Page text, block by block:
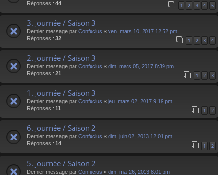
Réponses : 44 1 2 3 4 5
3. Journée / Saison 3
Dernier message par Confucius « ven. mars 10, 2017 12:52 pm
Réponses : 32 1 2 3 4
2. Journée / Saison 3
Dernier message par Confucius « dim. mars 05, 2017 8:39 pm
Réponses : 21 1 2 3
1. Journée / Saison 3
Dernier message par Confucius « jeu. mars 02, 2017 9:19 pm
Réponses : 11 1 2
6. Journée / Saison 2
Dernier message par Confucius « dim. juin 02, 2013 12:01 pm
Réponses : 14 1 2
5. Journée / Saison 2
Dernier message par Confucius « dim. mai 26, 2013 8:01 pm